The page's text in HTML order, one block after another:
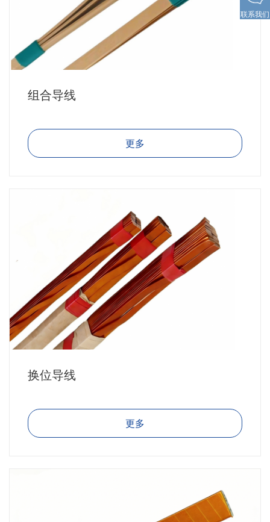
组合导线
更多
换位导线
更多
联系我们